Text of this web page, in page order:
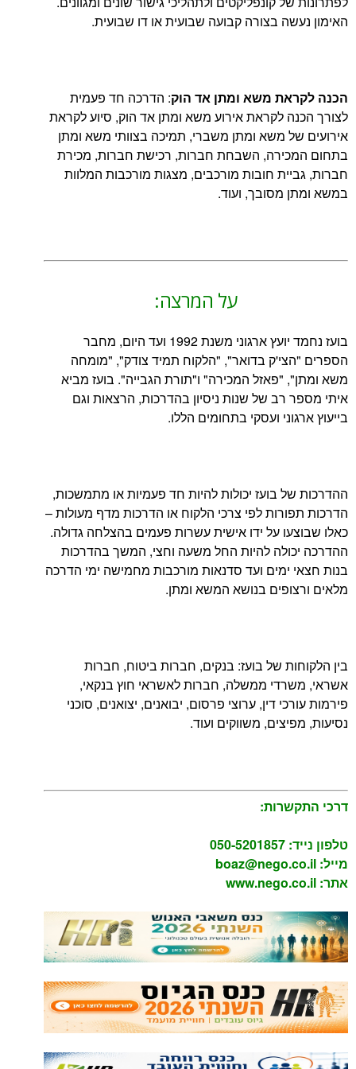
בצורה קבועה שבועית או דו שבועית.
משא ומתן אד הוק: הדרכה חד פעמית
לקראת אירוע משא ומתן אד הוק, סיוע לקראת
משא ומתן משברי, תמיכה בצוותי משא ומתן
השבחת חברות, רכישת חברות, מכירת
חובות מורכבים, מצגות מורכבות המלוות
מסובך, ועוד.
על המרצה:
בועז נחמד יועץ ארגוני משנת 1992 ועד היום, מחבר
בדואר", "הלקוח תמיד צודק", "מומחה
המכירה" ו"תורת הגבייה". בועז מביא
של שנות ניסיון בהדרכות, הרצאות וגם
ועסקי בתחומים הללו.
בועז יכולות להיות חד פעמיות או מתמשכות,
לפי צרכי הלקוח או הדרכות מדף מעולות –
על ידו אישית עשרות פעמים בהצלחה גדולה.
להיות החל משעה וחצי, המשך בהדרכות
ועד סדנאות מורכבות מחמישה ימי הדרכה
בנושא המשא ומתן.
של בועז: בנקים, חברות ביטוח, חברות
ממשלה, חברות לאשראי חוץ בנקאי,
דין, ערוצי פרסום, יבואנים, יצואנים, סוכני
משווקים ועוד.